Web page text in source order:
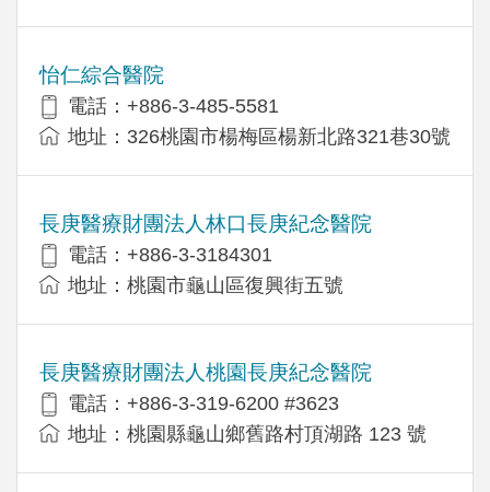
怡仁綜合醫院
電話：+886-3-485-5581
地址：326桃園市楊梅區楊新北路321巷30號
長庚醫療財團法人林口長庚紀念醫院
電話：+886-3-3184301
地址：桃園市龜山區復興街五號
長庚醫療財團法人桃園長庚紀念醫院
電話：+886-3-319-6200 #3623
地址：桃園縣龜山鄉舊路村頂湖路 123 號